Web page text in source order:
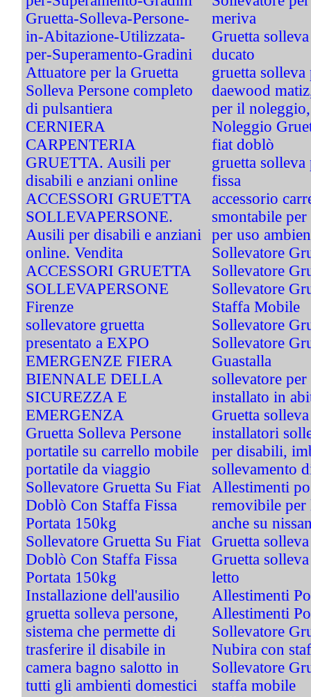
Gruetta-Solleva-Persone-
in-Abitazione-Utilizzata-
per-Superamento-Gradini
Attuatore per la Gruetta
Solleva Persone completo
di pulsantiera
CERNIERA
CARPENTERIA
GRUETTA. Ausili per
disabili e anziani online
ACCESSORI GRUETTA
SOLLEVAPERSONE.
Ausili per disabili e anziani
online. Vendita
ACCESSORI GRUETTA
SOLLEVAPERSONE
Firenze
sollevatore gruetta
presentato a EXPO
EMERGENZE FIERA
BIENNALE DELLA
SICUREZZA E
EMERGENZA
Gruetta Solleva Persone
portatile su carrello mobile
portatile da viaggio
Sollevatore Gruetta Su Fiat
Doblò Con Staffa Fissa
Portata 150kg
Sollevatore Gruetta Su Fiat
Doblò Con Staffa Fissa
Portata 150kg
Installazione dell'ausilio
gruetta solleva persone,
sistema che permette di
trasferire il disabile in
camera bagno salotto in
tutti gli ambienti domestici
meriva
Gruetta
ducato
gruetta solleva
daewood
per il
Noleggio
fiat doblò
gruetta
fissa
accessorio
smontabile
per uso
Sollevatore
Sollevatore
Sollevatore
Staffa Mobile
Sollevatore
Sollevatore
Guastalla
sollevatore
installato in
Gruetta
installatori
per disabili,
sollevamento
Allestimenti
removibile per
anche su
Gruetta
Gruetta
letto
Allestimenti
Allestimenti
Sollevatore
Nubira con
Sollevatore
staffa mobile